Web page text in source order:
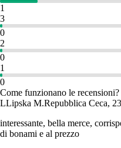
1
3
0
2
0
1
0
Come funzionano le recensioni?
LLipska M.Repubblica Ceca,
interessante, bella merce,
di bonami e al prezzo